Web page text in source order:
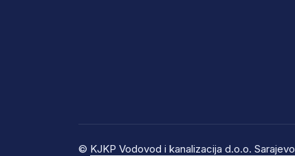
© KJKP Vodovod i kanalizacija d.o.o. Sarajevo